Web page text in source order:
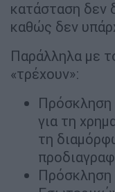
κατάσταση δεν
καθώς δεν
Παράλληλα µε
«τρέχουν»:
Πρόσκληση
για τη
τη
Πρόσκληση